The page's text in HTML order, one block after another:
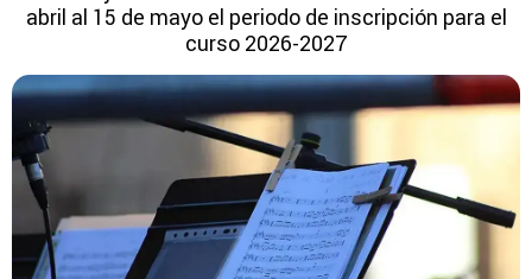
abril al 15 de mayo el periodo de inscripción para el
curso 2026-2027